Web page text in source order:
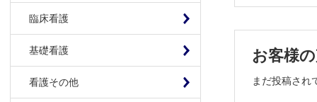
臨床看護
基礎看護
看護その他
・地域小
先天異常・
・長引く
・新生児
お客様
まだ投稿され